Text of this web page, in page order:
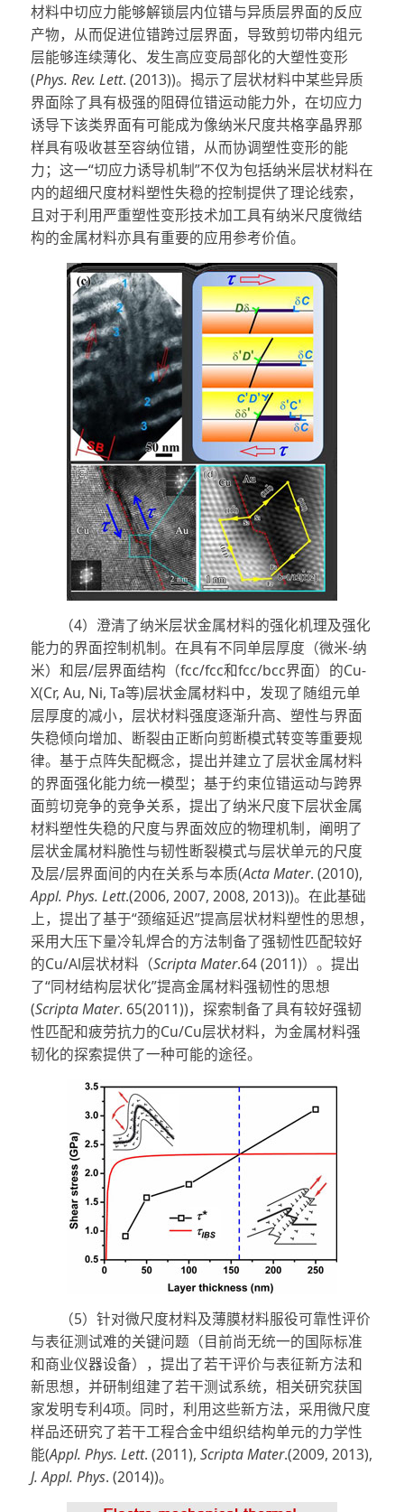
材料中切应力能够解锁层内位错与异质层界面的反应
产物，从而促进位错跨过层界面，导致剪切带内组元
层能够连续薄化、发生高应变局部化的大塑性变形
(Phys. Rev. Lett. (2013))。揭示了层状材料中某些异质
界面除了具有极强的阻碍位错运动能力外，在切应力
诱导下该类界面有可能成为像纳米尺度共格孪晶界那
样具有吸收甚至容纳位错，从而协调塑性变形的能
力；这一“切应力诱导机制”不仅为包括纳米层状材料在
内的超细尺度材料塑性失稳的控制提供了理论线索，
且对于利用严重塑性变形技术加工具有纳米尺度微结
构的金属材料亦具有重要的应用参考价值。
（4）澄清了纳米层状金属材料的强化机理及强化
能力的界面控制机制。在具有不同单层厚度（微米-纳
米）和层/层界面结构（fcc/fcc和fcc/bcc界面）的Cu-
X(Cr, Au, Ni, Ta等)层状金属材料中，发现了随组元单
层厚度的减小，层状材料强度逐渐升高、塑性与界面
失稳倾向增加、断裂由正断向剪断模式转变等重要规
律。基于点阵失配概念，提出并建立了层状金属材料
的界面强化能力统一模型；基于约束位错运动与跨界
面剪切竞争的竞争关系，提出了纳米尺度下层状金属
材料塑性失稳的尺度与界面效应的物理机制，阐明了
层状金属材料脆性与韧性断裂模式与层状单元的尺度
及层/层界面间的内在关系与本质(Acta Mater. (2010),
Appl. Phys. Lett.(2006, 2007, 2008, 2013))。在此基础
上，提出了基于“颈缩延迟”提高层状材料塑性的思想，
采用大压下量冷轧焊合的方法制备了强韧性匹配较好
的Cu/Al层状材料（Scripta Mater.64 (2011)）。提出
了“同材结构层状化”提高金属材料强韧性的思想
(Scripta Mater. 65(2011))，探索制备了具有较好强韧
性匹配和疲劳抗力的Cu/Cu层状材料，为金属材料强
韧化的探索提供了一种可能的途径。
（5）针对微尺度材料及薄膜材料服役可靠性评价
与表征测试难的关键问题（目前尚无统一的国际标准
和商业仪器设备），提出了若干评价与表征新方法和
新思想，并研制组建了若干测试系统，相关研究获国
家发明专利4项。同时，利用这些新方法，采用微尺度
样品还研究了若干工程合金中组织结构单元的力学性
能(Appl. Phys. Lett. (2011), Scripta Mater.(2009, 2013),
J. Appl. Phys. (2014))。